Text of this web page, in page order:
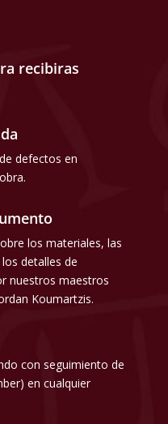
recibiras
defectos en
los materiales, las
detalles de
nuestros maestros
Koumartzis.
con seguimiento de
en cualquier